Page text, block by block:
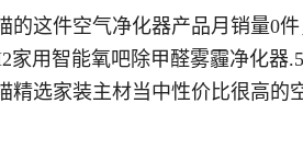
的这件空气净化器产品月销量0
家用智能氧吧除甲醛雾霾净化器
精选家装主材当中性价比很高的